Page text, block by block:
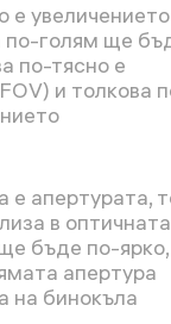
е
по-голям ще
по-тясно е
и толкова
е апертурата,
в
бъде по-ярко,
апертура
на бинокъла